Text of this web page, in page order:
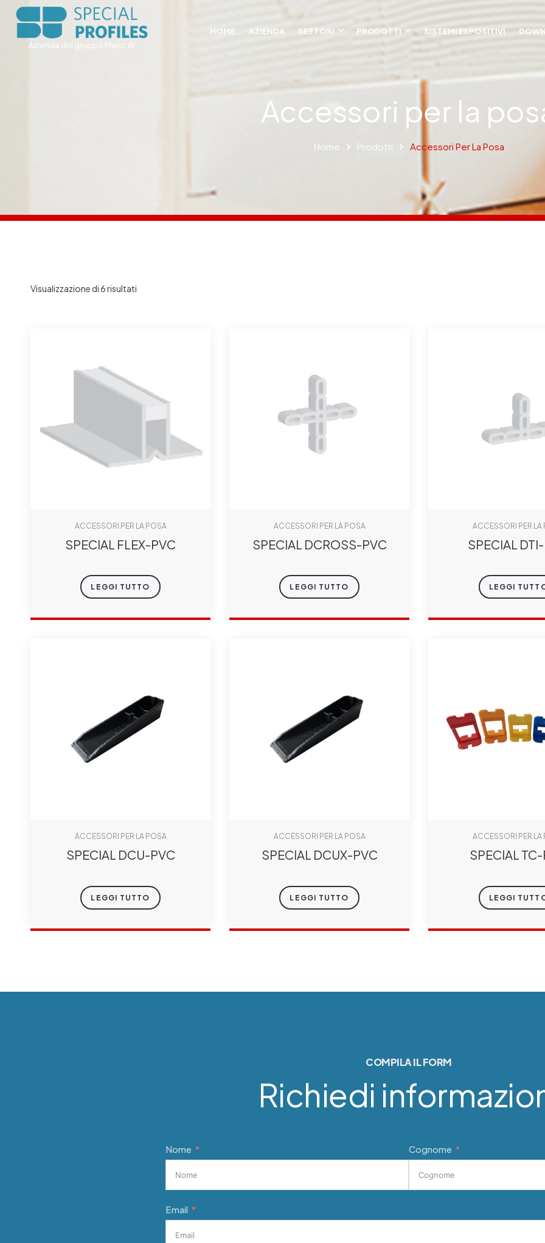
Azienda del gruppo Mecc.Al
HOME AZIENDA SETTORI PRODOTTI SISTEMI ESPOSITIVI
Accessori per la
Home Prodotti Accessori Per La Posa
Visualizzazione di 6 risultati
ACCESSORI PER LA POSA
SPECIAL FLEX-PVC
LEGGI TUTTO
ACCESSORI PER LA POSA
SPECIAL DCROSS-PVC
LEGGI TUTTO
ACCESSORI PER LA
SPECIAL
LEGGI
ACCESSORI PER LA POSA
SPECIAL DCU-PVC
LEGGI TUTTO
ACCESSORI PER LA POSA
SPECIAL DCUX-PVC
LEGGI TUTTO
ACCESSORI PER LA
SPECIAL
LEGGI
Richiedi
COMPILA IL FORM
Nome Cognome
Email